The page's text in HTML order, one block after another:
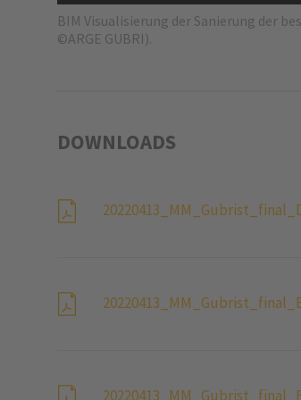
BIM Visualisierung der Sanierung der
©ARGE GUBRI).
DOWNLOADS